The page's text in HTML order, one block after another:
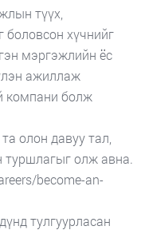
түүх,
боловсон хүчнийг
мэргэжлийн ёс
ажиллаж
компани болж
олон давуу тал,
олж авна.
become-an-
тулгуурласан